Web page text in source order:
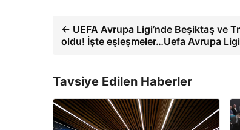
← UEFA Avrupa Ligi’nde Beşiktaş ve
oldu! İşte eşleşmeler…Uefa Avrupa Ligi
Tavsiye Edilen Haberler